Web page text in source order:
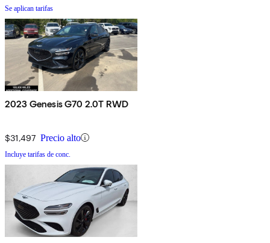
Se aplican tarifas
2023 Genesis G70 2.0T RWD
$31,497 Precio alto
Incluye tarifas de conc.